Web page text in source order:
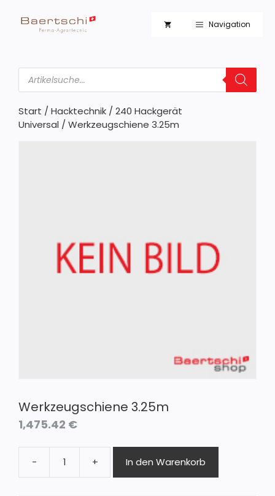
Inhalt
Navigation
Products
search
Start / Hacktechnik / 240 Hackgerät
Universal / Werkzeugschiene 3.25m
Werkzeugschiene 3.25m
1,475.42 €
-
Werkzeugschiene
3.25m
+ In den Warenkorb